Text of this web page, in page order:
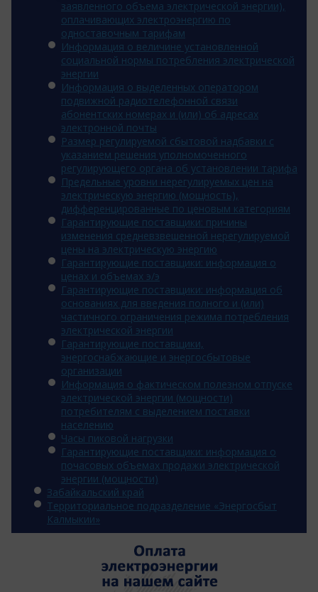
заявленного объема электрической энергии),
оплачивающих электроэнергию по
одноставочным тарифам
Информация о величине установленной
социальной нормы потребления электрической
энергии
Информация о выделенных оператором
подвижной радиотелефонной связи
абонентских номерах и (или) об адресах
электронной почты
Размер регулируемой сбытовой надбавки с
указанием решения уполномоченного
регулирующего органа об установлении тарифа
Предельные уровни нерегулируемых цен на
электрическую энергию (мощность),
дифференцированные по ценовым категориям
Гарантирующие поставщики: причины
изменения средневзвешенной нерегулируемой
цены на электрическую энергию
Гарантирующие поставщики: информация о
ценах и объемах э/э
Гарантирующие поставщики: информация об
основаниях для введения полного и (или)
частичного ограничения режима потребления
электрической энергии
Гарантирующие поставщики,
энергоснабжающие и энергосбытовые
организации
Информация о фактическом полезном отпуске
электрической энергии (мощности)
потребителям с выделением поставки
населению
Часы пиковой нагрузки
Гарантирующие поставщики: информация о
почасовых объемах продажи электрической
энергии (мощности)
Забайкальский край
Территориальное подразделение «Энергосбыт
Калмыкии»